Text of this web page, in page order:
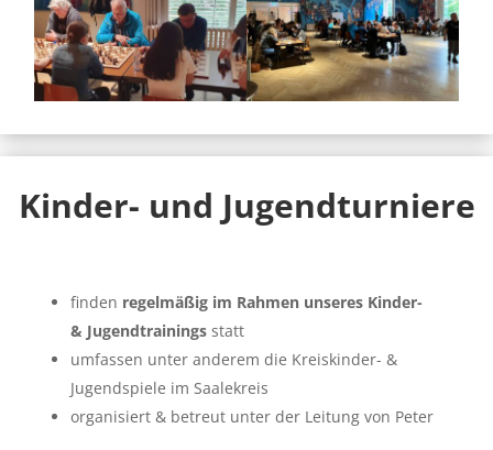
Kinder- und Jugendturniere
finden regelmäßig im Rahmen unseres Kinder-
& Jugendtrainings statt
umfassen unter anderem die Kreiskinder- &
Jugendspiele im Saalekreis
organisiert & betreut unter der Leitung von Peter